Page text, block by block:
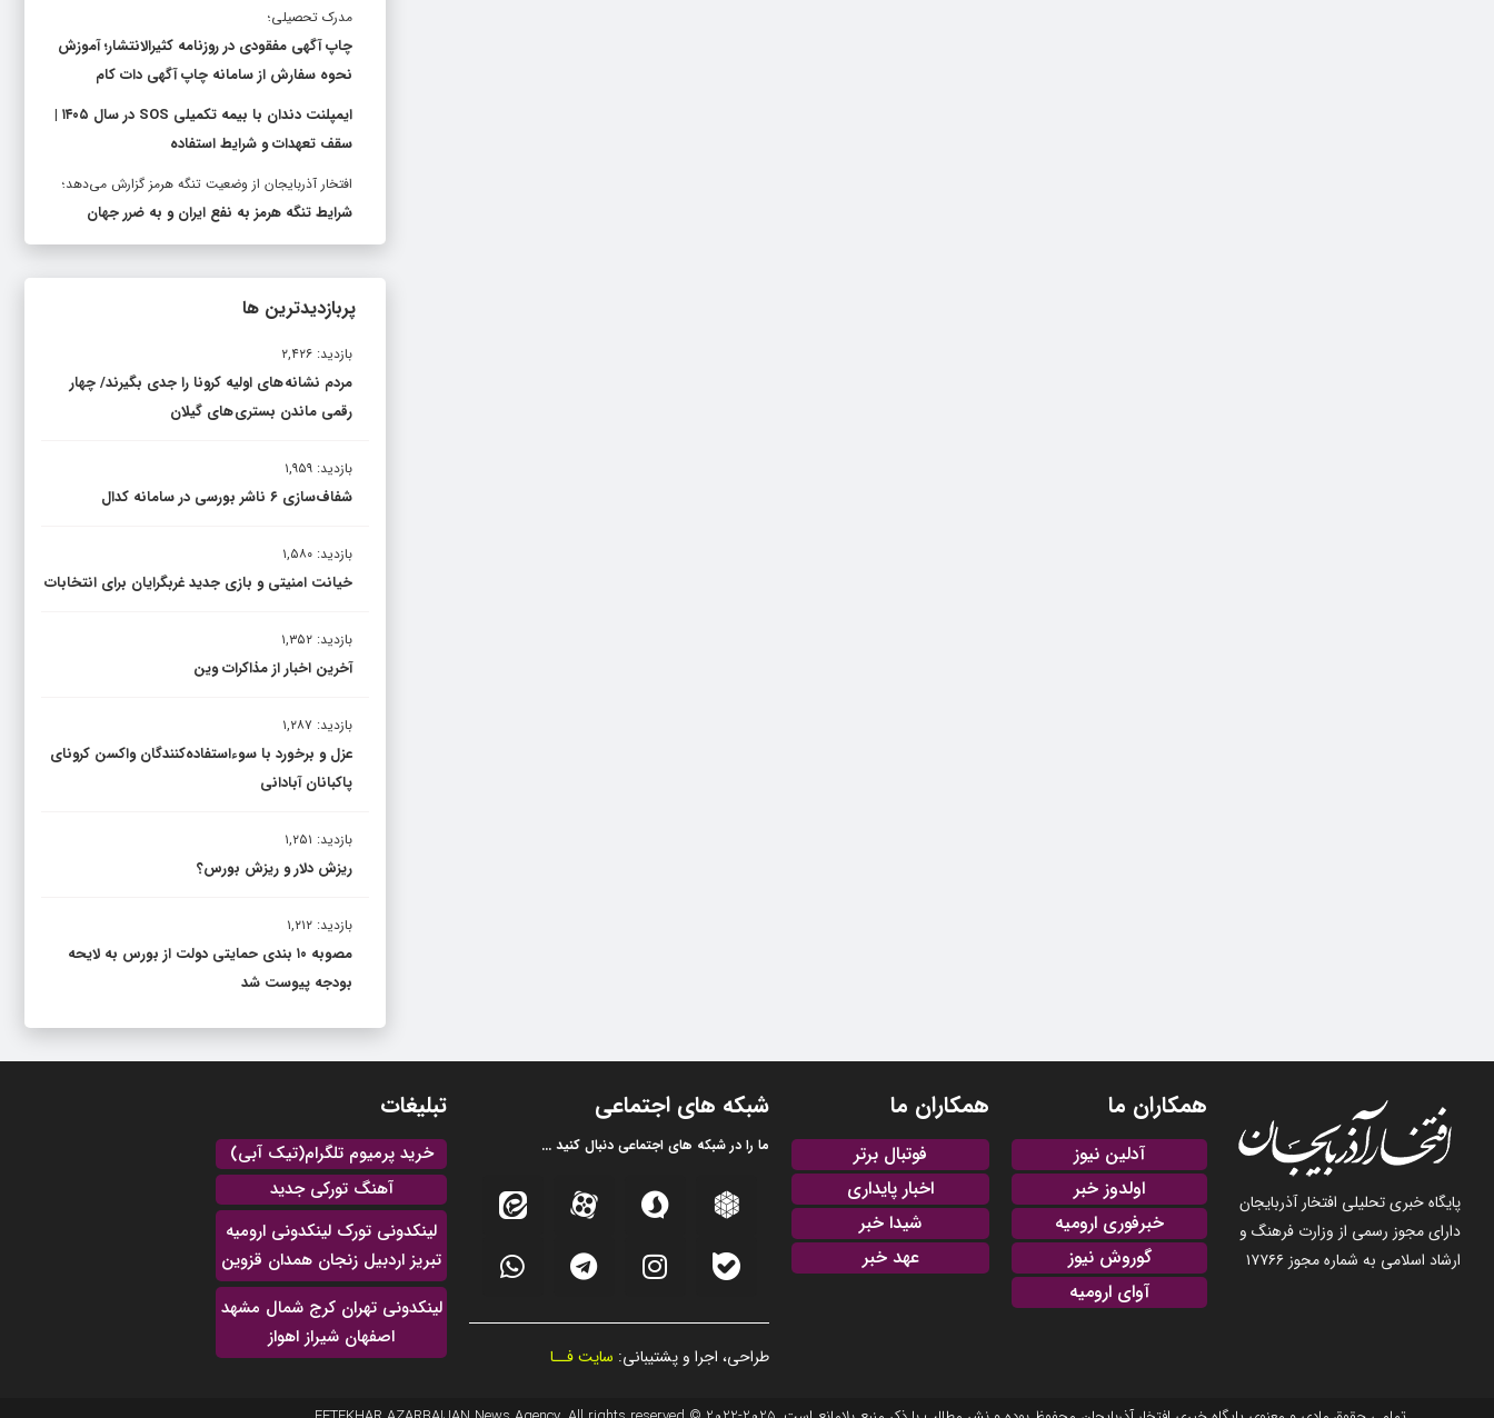
مدرک تحصیلی؛
چاپ آگهی مفقودی در روزنامه کثیرالانتشار؛ آموزش
نحوه سفارش از سامانه چاپ آگهی دات کام
ایمپلنت دندان با بیمه تکمیلی SOS در سال ۱۴۰۵ |
سقف تعهدات و شرایط استفاده
افتخار آذربایجان از وضعیت تنگه هرمز گزارش می‌دهد؛
شرایط تنگه هرمز به نفع ایران و به ضرر جهان
پربازدیدترین ها
بازدید: ۲,۴۲۶
مردم نشانه های اولیه کرونا را جدی بگیرند/ چهار
رقمی ماندن بستری های گیلان
بازدید: ۱,۹۵۹
شفاف‌سازی ۶ ناشر بورسی در سامانه کدال
بازدید: ۱,۵۸۰
خیانت امنیتی و بازی جدید غربگرایان برای انتخابات
بازدید: ۱,۳۵۲
آخرین اخبار از مذاکرات وین
بازدید: ۱,۲۸۷
عزل و برخورد با سوءاستفاده‌کنندگان واکسن کرونای
پاکبانان آبادانی
بازدید: ۱,۲۵۱
ریزش دلار و ریزش بورس؟
بازدید: ۱,۲۱۲
مصوبه ۱۰ بندی حمایتی دولت از بورس به لایحه
بودجه پیوست شد
پایگاه خبری تحلیلی افتخار آذربایجان
دارای مجوز رسمی از وزارت فرهنگ و
ارشاد اسلامی به شماره مجوز ۱۷۷۶۶
همکاران ما
آدلین نیوز
اولدوز خبر
خبرفوری ارومیه
گوروش نیوز
آوای ارومیه
همکاران ما
فوتبال برتر
اخبار پایداری
شیدا خبر
عهد خبر
شبکه های اجتماعی
ما را در شبکه های اجتماعی دنبال کنید ...
طراحی، اجرا و پشتیبانی: سایت فــا
تبلیغات
خرید پرمیوم تلگرام(تیک آبی)
آهنگ تورکی جدید
لینکدونی تورک لینکدونی ارومیه
تبریز اردبیل زنجان همدان قزوین
لینکدونی تهران کرج شمال مشهد
اصفهان شیراز اهواز